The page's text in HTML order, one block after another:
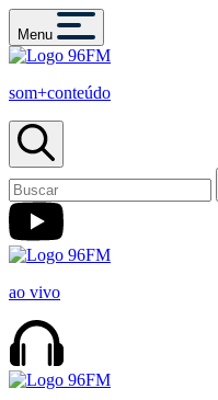
Menu
som+conteúdo
ao vivo